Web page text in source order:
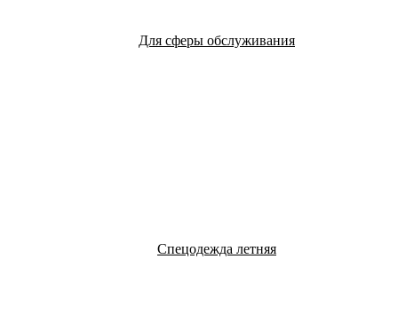
Для сферы обслуживания
Спецодежда летняя